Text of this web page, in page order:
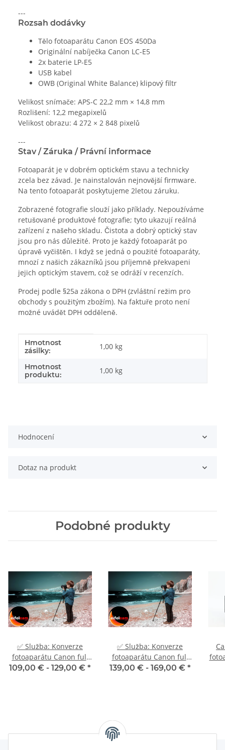
---
Rozsah dodávky
Tělo fotoaparátu Canon EOS 450Da
Originální nabíječka Canon LC-E5
2x baterie LP-E5
USB kabel
OWB (Original White Balance) klipový filtr
Velikost snímače: APS-C 22,2 mm × 14,8 mm
Rozlišení: 12,2 megapixelů
Velikost obrazu: 4 272 × 2 848 pixelů
---
Stav / Záruka / Právní informace
Fotoaparát je v dobrém optickém stavu a technicky
zcela bez závad. Je nainstalován nejnovější firmware.
Na tento fotoaparát poskytujeme 2letou záruku.
Zobrazené fotografie slouží jako příklady. Nepoužíváme
retušované produktové fotografie; tyto ukazují reálná
zařízení z našeho skladu. Čistota a dobrý optický stav
jsou pro nás důležité. Proto je každý fotoaparát po
úpravě vyčištěn. I když se jedná o použité fotoaparáty,
mnozí z našich zákazníků jsou příjemně překvapeni
jejich optickým stavem, což se odráží v recenzích.
Prodej podle §25a zákona o DPH (zvláštní režim pro
obchody s použitým zbožím). Na faktuře proto není
možné uvádět DPH odděleně.
#productDetails.itemInformation#
#productDetails.itemValue#
Hmotnost
zásilky:
1,00 kg
Hmotnost
produktu:
1,00 kg
Hodnocení
Dotaz na produkt
Podobné produkty
✅ Služba: Konverze
fotoaparátu Canon full
spectrum UV IR H-alpha
109,00 € - 129,00 € *
✅ Služba: Konverze
fotoaparátu Canon full
spectrum UV IR H-alpha
139,00 € - 169,00 € *